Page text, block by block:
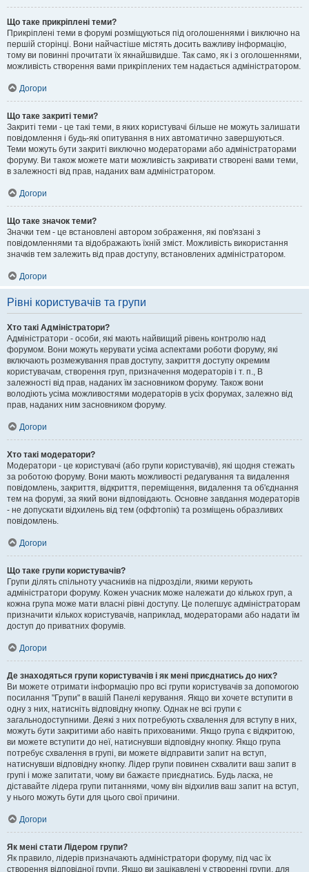
Що таке прикріплені теми?
Прикріплені теми в форумі розміщуються під оголошеннями і виключно на
першій сторінці. Вони найчастіше містять досить важливу інформацію,
тому ви повинні прочитати їх якнайшвидше. Так само, як і з оголошеннями,
можливість створення вами прикріплених тем надається адміністратором.
Догори
Що таке закриті теми?
Закриті теми - це такі теми, в яких користувачі більше не можуть залишати
повідомлення і будь-які опитування в них автоматично завершуються.
Теми можуть бути закриті виключно модераторами або адміністраторами
форуму. Ви також можете мати можливість закривати створені вами теми,
в залежності від прав, наданих вам адміністратором.
Догори
Що таке значок теми?
Значки тем - це встановлені автором зображення, які пов'язані з
повідомленнями та відображають їхній зміст. Можливість використання
значків тем залежить від прав доступу, встановлених адміністратором.
Догори
Рівні користувачів та групи
Хто такі Адміністратори?
Адміністратори - особи, які мають найвищий рівень контролю над
форумом. Вони можуть керувати усіма аспектами роботи форуму, які
включають розмежування прав доступу, закриття доступу окремим
користувачам, створення груп, призначення модераторів і т. п., В
залежності від прав, наданих їм засновником форуму. Також вони
володіють усіма можливостями модераторів в усіх форумах, залежно від
прав, наданих ним засновником форуму.
Догори
Хто такі модератори?
Модератори - це користувачі (або групи користувачів), які щодня стежать
за роботою форуму. Вони мають можливості редагування та видалення
повідомлень, закриття, відкриття, переміщення, видалення та об'єднання
тем на форумі, за який вони відповідають. Основне завдання модераторів
- не допускати відхилень від тем (оффтопік) та розміщень образливих
повідомлень.
Догори
Що таке групи користувачів?
Групи ділять спільноту учасників на підрозділи, якими керують
адміністратори форуму. Кожен учасник може належати до кількох груп, а
кожна група може мати власні рівні доступу. Це полегшує адміністраторам
призначити кількох користувачів, наприклад, модераторами або надати їм
доступ до приватних форумів.
Догори
Де знаходяться групи користувачів і як мені приєднатись до них?
Ви можете отримати інформацію про всі групи користувачів за допомогою
посилання "Групи" в вашій Панелі керування. Якщо ви хочете вступити в
одну з них, натисніть відповідну кнопку. Однак не всі групи є
загальнодоступними. Деякі з них потребують схвалення для вступу в них,
можуть бути закритими або навіть прихованими. Якщо група є відкритою,
ви можете вступити до неї, натиснувши відповідну кнопку. Якщо група
потребує схвалення в групі, ви можете відправити запит на вступ,
натиснувши відповідну кнопку. Лідер групи повинен схвалити ваш запит в
групі і може запитати, чому ви бажаєте приєднатись. Будь ласка, не
діставайте лідера групи питаннями, чому він відхилив ваш запит на вступ,
у нього можуть бути для цього свої причини.
Догори
Як мені стати Лідером групи?
Як правило, лідерів призначають адміністратори форуму, під час їх
створення відповідної групи. Якщо ви зацікавлені у створенні групи, для